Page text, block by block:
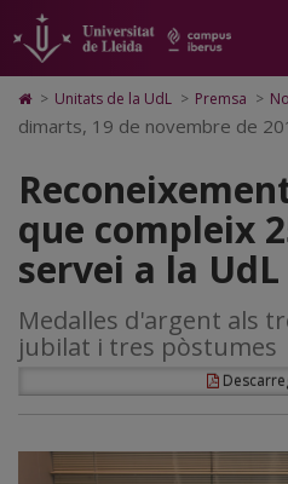
Reconeixement
al
personal
que
compleix
25
anys
de
servei
a
la
UdL
pàgina
principal.
Universitat
Lleida
contingut
principal
Mapa
Web.
Universitat
Cerca
Accessibilitat.
Universitat
Lleida
Icono
de
Home
ir
a
la
página
de
inicio
> Unitats de la UdL > Premsa >
dimarts, 19 de novembre de
que compleix
servei a la UdL
Medalles d'argent als
jubilat i tres pòstumes